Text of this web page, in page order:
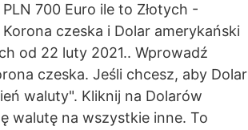
700 Euro ile to Złotych -
czeska i Dolar amerykański
od 22 luty 2021.. Wprowadź
czeska. Jeśli chcesz, aby Dolar
waluty". Kliknij na Dolarów
walutę na wszystkie inne. To